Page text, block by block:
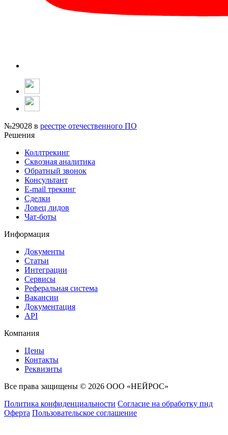
№29028 в реестре отечественного ПО
Решения
Коллтрекинг
Сквозная аналитика
Обратный звонок
Консультант
E-mail трекинг
Сделки
Ловец лидов
Чат-боты
Информация
Документы
Статьи
Интеграции
Сервисы
Реферальная система
Вакансии
Документация
API
Компания
Цены
Контакты
Реквизиты
Все права защищены © 2026 ООО «НЕЙРОС»
Политика конфиденциальности Согласие на обработку пнд
Оферта Пользовательское соглашение